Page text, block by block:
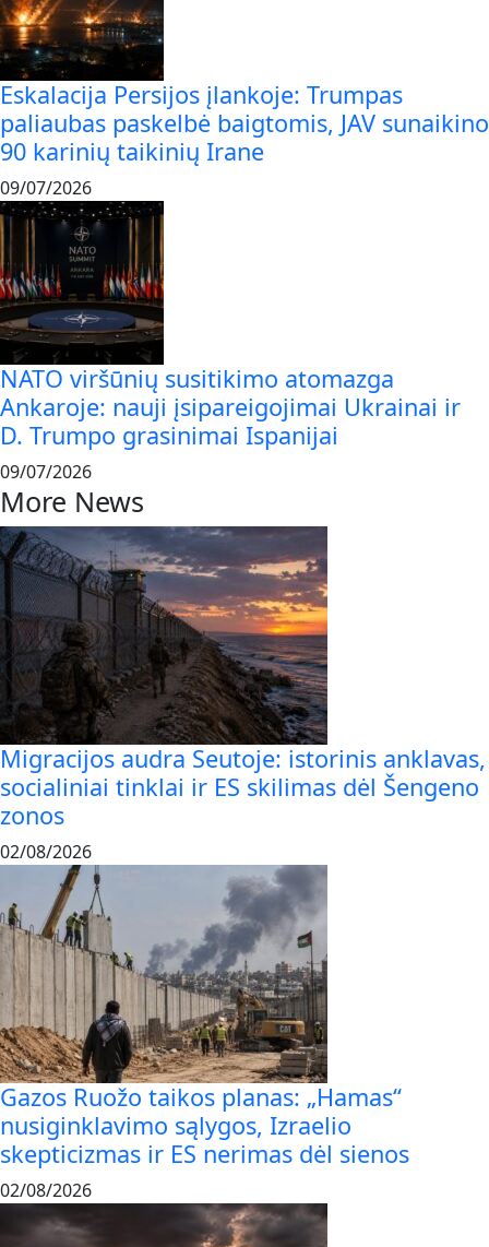
Eskalacija Persijos įlankoje: Trumpas
paliaubas paskelbė baigtomis, JAV sunaikino
90 karinių taikinių Irane
09/07/2026
NATO viršūnių susitikimo atomazga
Ankaroje: nauji įsipareigojimai Ukrainai ir
D. Trumpo grasinimai Ispanijai
09/07/2026
More News
Migracijos audra Seutoje: istorinis anklavas,
socialiniai tinklai ir ES skilimas dėl Šengeno
zonos
02/08/2026
Gazos Ruožo taikos planas: „Hamas“
nusiginklavimo sąlygos, Izraelio
skepticizmas ir ES nerimas dėl sienos
02/08/2026